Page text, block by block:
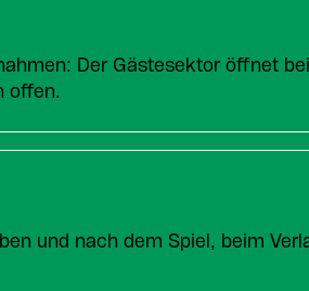
Der Gästesektor öffnet
offen.
und nach dem Spiel, beim